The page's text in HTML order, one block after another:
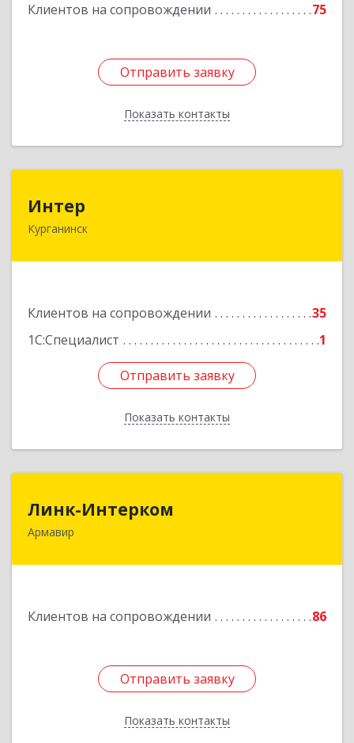
Клиентов на сопровождении 75
Отправить заявку
Показать контакты
Отправить заявку
Назад
Интер
Курганинск
Клиентов на сопровождении
35
1С:Специалист
1
Отправить заявку
Показать контакты
352430, Краснодарский край, Курганинск г,
Отправить заявку
Назад
Линк-Интерком
Армавир
Клиентов на сопровождении 86
Отправить заявку
Показать контакты
Подробнее
Отправить заявку
Назад